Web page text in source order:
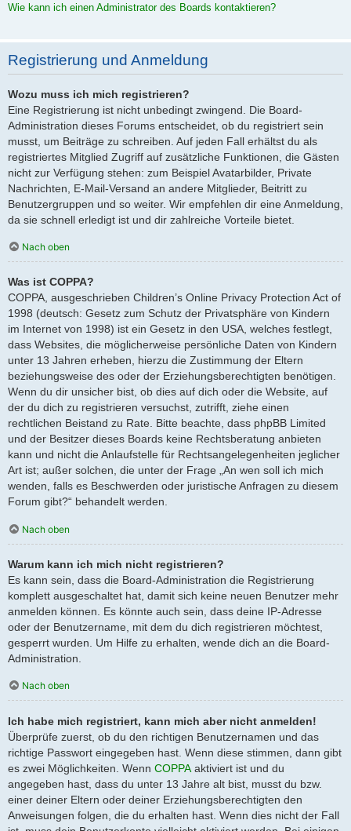
Wie kann ich einen Administrator des Boards kontaktieren?
Registrierung und Anmeldung
Wozu muss ich mich registrieren?
Eine Registrierung ist nicht unbedingt zwingend. Die Board-
Administration dieses Forums entscheidet, ob du registriert sein
musst, um Beiträge zu schreiben. Auf jeden Fall erhältst du als
registriertes Mitglied Zugriff auf zusätzliche Funktionen, die Gästen
nicht zur Verfügung stehen: zum Beispiel Avatarbilder, Private
Nachrichten, E-Mail-Versand an andere Mitglieder, Beitritt zu
Benutzergruppen und so weiter. Wir empfehlen dir eine Anmeldung,
da sie schnell erledigt ist und dir zahlreiche Vorteile bietet.
Nach oben
Was ist COPPA?
COPPA, ausgeschrieben Children’s Online Privacy Protection Act of
1998 (deutsch: Gesetz zum Schutz der Privatsphäre von Kindern
im Internet von 1998) ist ein Gesetz in den USA, welches festlegt,
dass Websites, die möglicherweise persönliche Daten von Kindern
unter 13 Jahren erheben, hierzu die Zustimmung der Eltern
beziehungsweise des oder der Erziehungsberechtigten benötigen.
Wenn du dir unsicher bist, ob dies auf dich oder die Website, auf
der du dich zu registrieren versuchst, zutrifft, ziehe einen
rechtlichen Beistand zu Rate. Bitte beachte, dass phpBB Limited
und der Besitzer dieses Boards keine Rechtsberatung anbieten
kann und nicht die Anlaufstelle für Rechtsangelegenheiten jeglicher
Art ist; außer solchen, die unter der Frage „An wen soll ich mich
wenden, falls es Beschwerden oder juristische Anfragen zu diesem
Forum gibt?“ behandelt werden.
Nach oben
Warum kann ich mich nicht registrieren?
Es kann sein, dass die Board-Administration die Registrierung
komplett ausgeschaltet hat, damit sich keine neuen Benutzer mehr
anmelden können. Es könnte auch sein, dass deine IP-Adresse
oder der Benutzername, mit dem du dich registrieren möchtest,
gesperrt wurden. Um Hilfe zu erhalten, wende dich an die Board-
Administration.
Nach oben
Ich habe mich registriert, kann mich aber nicht anmelden!
Überprüfe zuerst, ob du den richtigen Benutzernamen und das
richtige Passwort eingegeben hast. Wenn diese stimmen, dann gibt
es zwei Möglichkeiten. Wenn COPPA aktiviert ist und du
angegeben hast, dass du unter 13 Jahre alt bist, musst du bzw.
einer deiner Eltern oder deiner Erziehungsberechtigten den
Anweisungen folgen, die du erhalten hast. Wenn dies nicht der Fall